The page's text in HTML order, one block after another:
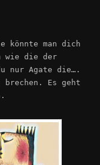
könnte man dich
wie die der
nur Agate die….
brechen. Es geht